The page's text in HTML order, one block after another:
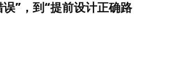
误”，到“提前设计正确路